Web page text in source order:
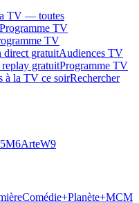
TV — toutes
Programme TV
TV
direct gratuitAudiences TV
gratuitProgramme TV
à la TV ce soirRechercher
M6ArteW9
Comédie+Planète+MCM